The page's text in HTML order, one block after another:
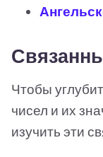
Чтобы
чисел и их
изучить эти